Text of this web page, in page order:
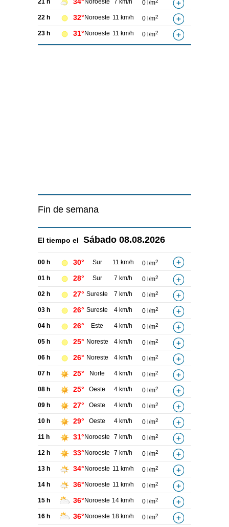
21 h 34° Noroeste 7 km/h 0 l/m
22 h 32° Noroeste 11 km/h 0 l/m2
23 h 31° Noroeste 11 km/h 0 l/m2
Fin de semana
El tiempo el Sábado 08.08.2026
00 h 30° Sur 11 km/h 0 l/m2
01 h 28° Sur 7 km/h 0 l/m2
02 h 27° Sureste 7 km/h 0 l/m2
03 h 26° Sureste 4 km/h 0 l/m2
04 h 26° Este 4 km/h 0 l/m2
05 h 25° Noreste 4 km/h 0 l/m2
06 h 26° Noreste 4 km/h 0 l/m2
07 h 25° Norte 4 km/h 0 l/m2
08 h 25° Oeste 4 km/h 0 l/m2
09 h 27° Oeste 4 km/h 0 l/m2
10 h 29° Oeste 4 km/h 0 l/m2
11 h 31° Noroeste 7 km/h 0 l/m2
12 h 33° Noroeste 7 km/h 0 l/m2
13 h 34° Noroeste 11 km/h 0 l/m2
14 h 36° Noroeste 11 km/h 0 l/m2
15 h 36° Noroeste 14 km/h 0 l/m2
16 h 36° Noroeste 18 km/h 0 l/m2